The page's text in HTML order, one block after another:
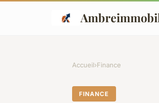
Accueil›Finance
FINANCE